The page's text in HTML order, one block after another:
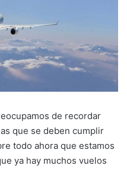
de recordar
que se deben cumplir
todo ahora que estamos
ya hay muchos vuelos